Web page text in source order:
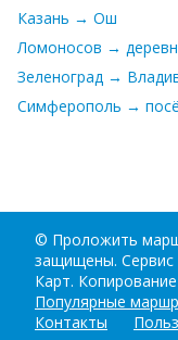
Казань → Ош
Ломоносов →
Зеленоград →
Симферополь →
© Проложить
защищены. Сервис
Карт.
Популярные
Контакты